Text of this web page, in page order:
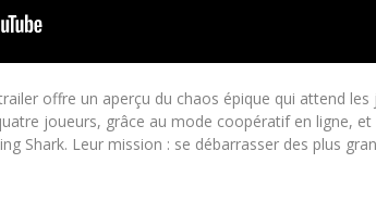
offre un aperçu du chaos épique qui attend
joueurs, grâce au mode coopératif en ligne, et
Shark. Leur mission : se débarrasser des plus